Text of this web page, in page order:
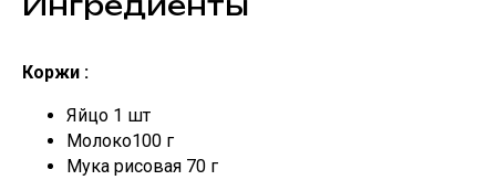
Коржи :
Яйцо 1 шт
Молоко100 г
Мука рисовая 70 г